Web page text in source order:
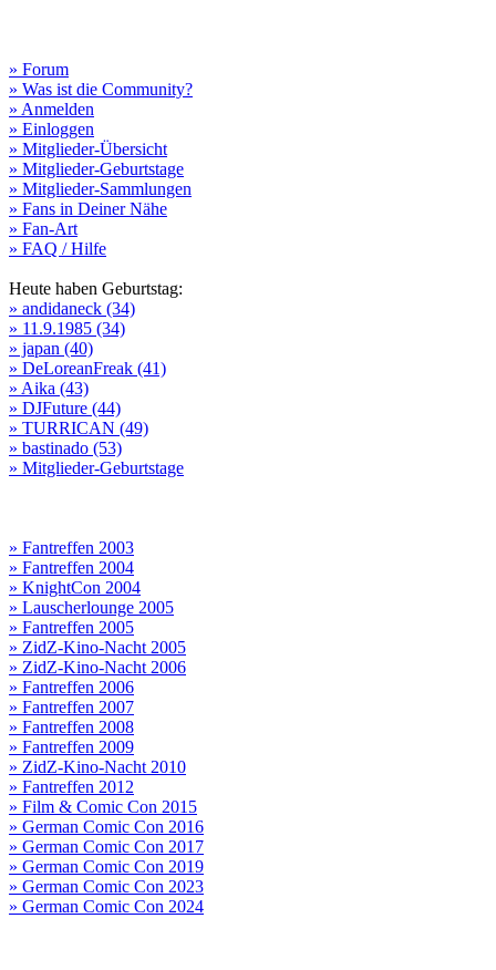
» Forum
» Was ist die Community?
» Anmelden
» Einloggen
» Mitglieder-Übersicht
» Mitglieder-Geburtstage
» Mitglieder-Sammlungen
» Fans in Deiner Nähe
» Fan-Art
» FAQ / Hilfe
Heute haben Geburtstag:
» andidaneck (34)
» 11.9.1985 (34)
» japan (40)
» DeLoreanFreak (41)
» Aika (43)
» DJFuture (44)
» TURRICAN (49)
» bastinado (53)
» Mitglieder-Geburtstage
» Fantreffen 2003
» Fantreffen 2004
» KnightCon 2004
» Lauscherlounge 2005
» Fantreffen 2005
» ZidZ-Kino-Nacht 2005
» ZidZ-Kino-Nacht 2006
» Fantreffen 2006
» Fantreffen 2007
» Fantreffen 2008
» Fantreffen 2009
» ZidZ-Kino-Nacht 2010
» Fantreffen 2012
» Film & Comic Con 2015
» German Comic Con 2016
» German Comic Con 2017
» German Comic Con 2019
» German Comic Con 2023
» German Comic Con 2024